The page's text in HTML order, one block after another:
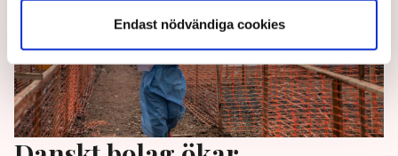
Endast nödvändiga cookies